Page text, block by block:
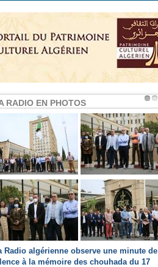
RADIO EN PHOTOS
Radio algérienne observe une minute de
à la mémoire des chouhada du 17